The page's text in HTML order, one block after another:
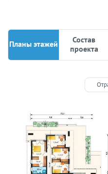
Планы этажей
Состав
проекта